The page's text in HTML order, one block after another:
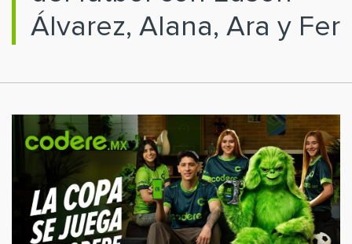
Álvarez, Alana, Ara y Fer